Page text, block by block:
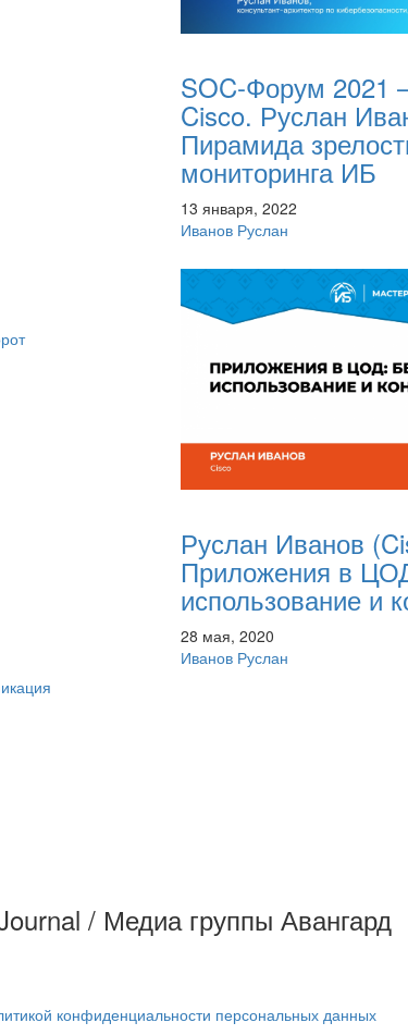
SOC-Форум
Cisco. Руслан
Пирамида
мониторинга ИБ
13 января, 2022
Иванов Руслан
Руслан Иванов
Приложения в
использование и
28 мая, 2020
Иванов Руслан
/ Медиа группы Авангард
конфиденциальности персональных данных